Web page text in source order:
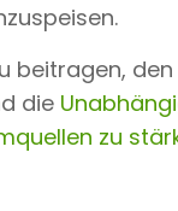
beitragen,
die
zu